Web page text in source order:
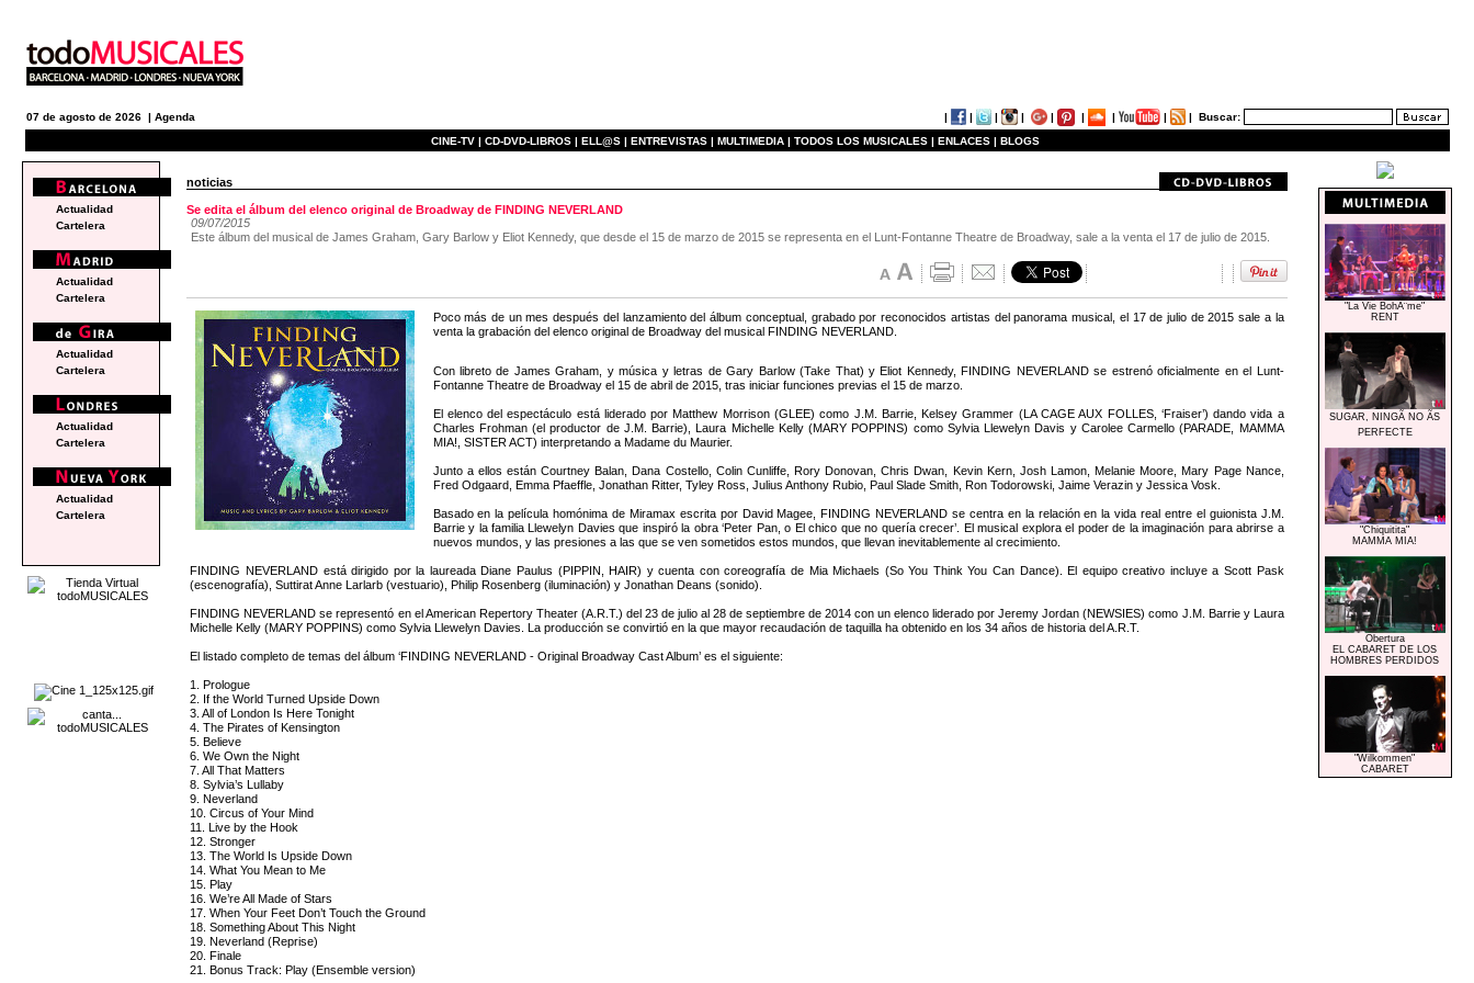
07 de agosto de 2026 | Agenda | | | | | | | | | Buscar:
CINE-TV | CD-DVD-LIBROS | ELL@S | ENTREVISTAS | MULTIMEDIA | TODOS LOS MUSICALES | ENLACES | BLOGS
noticias
Se edita el álbum del elenco original de Broadway de FINDING NEVERLAND
09/07/2015
Este álbum del musical de James Graham, Gary Barlow y Eliot Kennedy, que desde el 15 de marzo de 2015 se representa en el Lunt-Fontanne Theatre de Broadway, sale a la venta el 17 de julio de 2015.
Poco más de un mes después del lanzamiento del álbum conceptual, grabado por reconocidos artistas del panorama musical, el 17 de julio de 2015 sale a la
venta la grabación del elenco original de Broadway del musical FINDING NEVERLAND.
Con libreto de James Graham, y música y letras de Gary Barlow (Take That) y Eliot Kennedy, FINDING NEVERLAND se estrenó oficialmente en el Lunt-
Fontanne Theatre de Broadway el 15 de abril de 2015, tras iniciar funciones previas el 15 de marzo.
El elenco del espectáculo está liderado por Matthew Morrison (GLEE) como J.M. Barrie, Kelsey Grammer (LA CAGE AUX FOLLES, ‘Fraiser’) dando vida a
Charles Frohman (el productor de J.M. Barrie), Laura Michelle Kelly (MARY POPPINS) como Sylvia Llewelyn Davis y Carolee Carmello (PARADE, MAMMA
MIA!, SISTER ACT) interpretando a Madame du Maurier.
Junto a ellos están Courtney Balan, Dana Costello, Colin Cunliffe, Rory Donovan, Chris Dwan, Kevin Kern, Josh Lamon, Melanie Moore, Mary Page Nance,
Fred Odgaard, Emma Pfaeffle, Jonathan Ritter, Tyley Ross, Julius Anthony Rubio, Paul Slade Smith, Ron Todorowski, Jaime Verazin y Jessica Vosk.
Basado en la película homónima de Miramax escrita por David Magee, FINDING NEVERLAND se centra en la relación en la vida real entre el guionista J.M.
Barrie y la familia Llewelyn Davies que inspiró la obra ‘Peter Pan, o El chico que no quería crecer’. El musical explora el poder de la imaginación para abrirse a
nuevos mundos, y las presiones a las que se ven sometidos estos mundos, que llevan inevitablemente al crecimiento.
FINDING NEVERLAND está dirigido por la laureada Diane Paulus (PIPPIN, HAIR) y cuenta con coreografía de Mia Michaels (So You Think You Can Dance). El equipo creativo incluye a Scott Pask
(escenografía), Suttirat Anne Larlarb (vestuario), Philip Rosenberg (iluminación) y Jonathan Deans (sonido).
FINDING NEVERLAND se representó en el American Repertory Theater (A.R.T.) del 23 de julio al 28 de septiembre de 2014 con un elenco liderado por Jeremy Jordan (NEWSIES) como J.M. Barrie y Laura
Michelle Kelly (MARY POPPINS) como Sylvia Llewelyn Davies. La producción se convirtió en la que mayor recaudación de taquilla ha obtenido en los 34 años de historia del A.R.T.
El listado completo de temas del álbum ‘FINDING NEVERLAND - Original Broadway Cast Album’ es el siguiente:
1. Prologue
2. If the World Turned Upside Down
3. All of London Is Here Tonight
4. The Pirates of Kensington
5. Believe
6. We Own the Night
7. All That Matters
8. Sylvia’s Lullaby
9. Neverland
10. Circus of Your Mind
11. Live by the Hook
12. Stronger
13. The World Is Upside Down
14. What You Mean to Me
15. Play
16. We’re All Made of Stars
17. When Your Feet Don’t Touch the Ground
18. Something About This Night
19. Neverland (Reprise)
20. Finale
21. Bonus Track: Play (Ensemble version)
Actualidad
Cartelera
Actualidad
Cartelera
Actualidad
Cartelera
Actualidad
Cartelera
Actualidad
Cartelera
"La Vie BohÃ¨me"
RENT
SUGAR, NINGÃ NO ÃS
PERFECTE
"Chiquitita"
MAMMA MIA!
Obertura
EL CABARET DE LOS
HOMBRES PERDIDOS
"Wilkommen"
CABARET